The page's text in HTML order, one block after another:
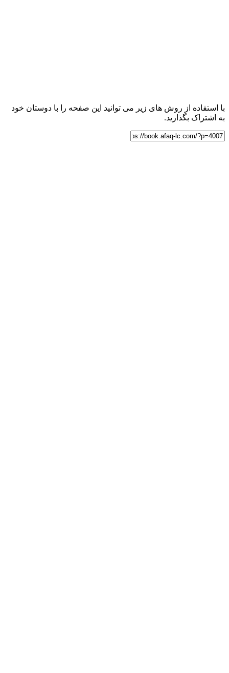
با استفاده از روش های زیر می توانید این صفحه را با دوستان خود
به اشتراک بگذارید.